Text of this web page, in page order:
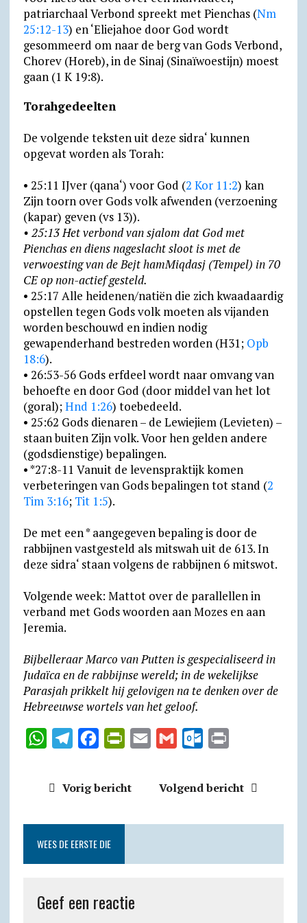
patriarchaal Verbond spreekt met Pienchas (Nm
25:12-13) en ‘Eliejahoe door God wordt
gesommeerd om naar de berg van Gods Verbond,
Chorev (Horeb), in de Sinaj (Sinaïwoestijn) moest
gaan (1 K 19:8).
Torahgedeelten
De volgende teksten uit deze sidra‘ kunnen
opgevat worden als Torah:
• 25:11 IJver (qana‘) voor God (2 Kor 11:2) kan
Zijn toorn over Gods volk afwenden (verzoening
(kapar) geven (vs 13)).
• 25:13 Het verbond van sjalom dat God met
Pienchas en diens nageslacht sloot is met de
verwoesting van de Bejt hamMiqdasj (Tempel) in 70
CE op non-actief gesteld.
• 25:17 Alle heidenen/natiën die zich kwaadaardig
opstellen tegen Gods volk moeten als vijanden
worden beschouwd en indien nodig
gewapenderhand bestreden worden (H31; Opb
18:6).
• 26:53-56 Gods erfdeel wordt naar omvang van
behoefte en door God (door middel van het lot
(goral);Hnd 1:26) toebedeeld.
• 25:62 Gods dienaren – de Lewiejiem (Levieten) –
staan buiten Zijn volk. Voor hen gelden andere
(godsdienstige) bepalingen.
• *27:8-11 Vanuit de levenspraktijk komen
verbeteringen van Gods bepalingen tot stand (2
Tim 3:16; Tit 1:5).
De met een * aangegeven bepaling is door de
rabbijnen vastgesteld als mitswah uit de 613. In
deze sidra‘ staan volgens de rabbijnen 6 mitswot.
Volgende week: Mattot over de parallellen in
verband met Gods woorden aan Mozes en aan
Jeremia.
Bijbelleraar Marco van Putten is gespecialiseerd in
Judaïca en de rabbijnse wereld; in de wekelijkse
Parasjah prikkelt hij gelovigen na te denken over de
Hebreeuwse wortels van het geloof.
W
s
A
p
T
g
r
a
b
o
o
t
r
e
l
l
o
k
t
Vorig bericht Volgend bericht
WEES DE EERSTE DIE
Geef een reactie